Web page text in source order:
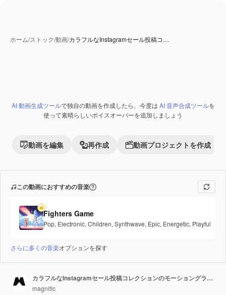
ホーム/ストック/動画/カラフルなInstagramセール投稿コ…
AI 動画生成ツールで独自の動画を作成したら、今度は AI 音声合成ツールを
使って素晴らしいボイスオーバーを追加しましょう
動画を編集 再作成 動画プロジェクトを作成
この動画におすすめの音楽
Fighters Game
Pop, Electronic, Children, Synthwave, Epic, Energetic, Playful
さらに多くの音楽オプションを探す
カラフルなInstagramセール投稿コレクションのモーショングラフィック
magnific